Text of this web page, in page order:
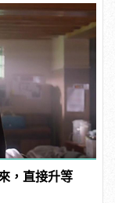
，直接升等